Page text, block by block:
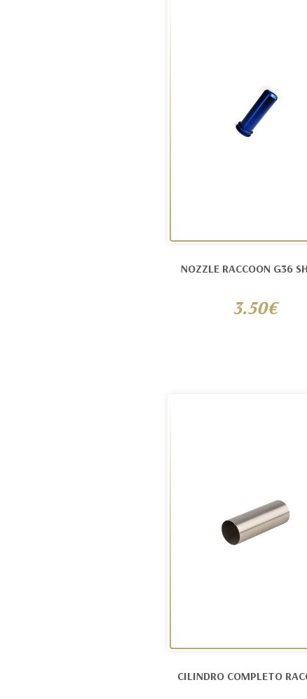
NOZZLE RACCOON G36
3.50€
CILINDRO COMPLETO